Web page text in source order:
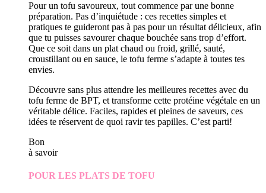
Pour un tofu savoureux, tout commence par une bonne
préparation. Pas d’inquiétude : ces recettes simples et
pratiques te guideront pas à pas pour un résultat délicieux, afin
que tu puisses savourer chaque bouchée sans trop d’effort.
Que ce soit dans un plat chaud ou froid, grillé, sauté,
croustillant ou en sauce, le tofu ferme s’adapte à toutes tes
envies.
Découvre sans plus attendre les meilleures recettes avec du
tofu ferme de BPT, et transforme cette protéine végétale en un
véritable délice. Faciles, rapides et pleines de saveurs, ces
idées te réservent de quoi ravir tes papilles. C’est parti!
Bon
à savoir
POUR LES PLATS DE TOFU